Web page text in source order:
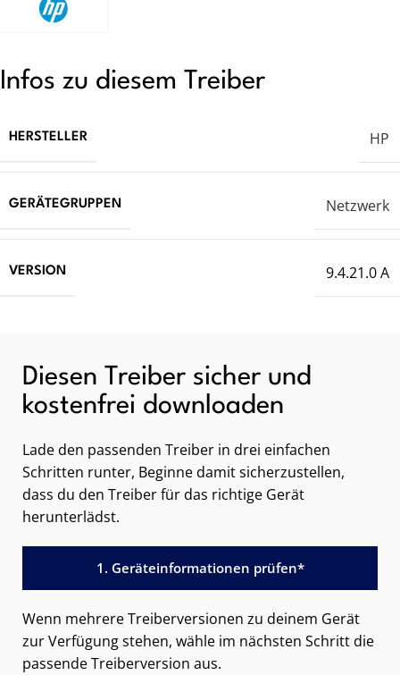
Infos zu diesem Treiber
HERSTELLER HP
GERÄTEGRUPPEN Netzwerk
VERSION 9.4.21.0 A
Diesen Treiber sicher und
kostenfrei downloaden
Lade den passenden Treiber in drei einfachen
Schritten runter, Beginne damit sicherzustellen,
dass du den Treiber für das richtige Gerät
herunterlädst.
1. Geräteinformationen prüfen*
Wenn mehrere Treiberversionen zu deinem Gerät
zur Verfügung stehen, wähle im nächsten Schritt die
passende Treiberversion aus.